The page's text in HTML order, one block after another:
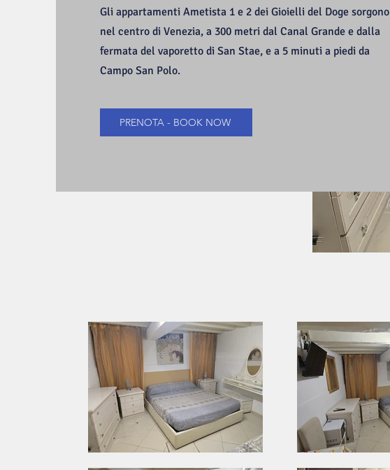
Gli appartamenti Ametista 1 e 2 dei Gioielli del Doge sorgono
nel centro di Venezia, a 300 metri dal Canal Grande e dalla
fermata del vaporetto di San Stae, e a 5 minuti a piedi da
Campo San Polo.
PRENOTA - BOOK NOW